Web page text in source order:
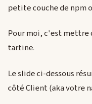
petite couche de npm
Pour moi, c'est mettre
tartine.
Le slide ci-dessous
côté Client (aka votre